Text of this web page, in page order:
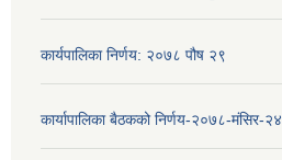
कार्यपालिका निर्णय: २०७८ पौष २९
कार्यापालिका बैठकको निर्णय-२०७८-मंसिर-२४